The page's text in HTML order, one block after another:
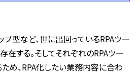
プ型など、世に出回っているRPAツー
在する。そしてそれぞれのRPAツー
め、RPA化したい業務内容に合わ